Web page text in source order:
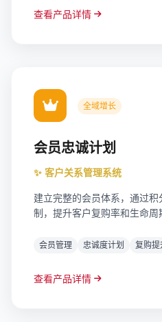
查看产品详情
全域增长
会员忠诚计划
✨ 客户关系管理系统
建立完整的会员体系，通过
制，提升客户复购率和生命周
会员管理 忠诚度计划 复购提
查看产品详情